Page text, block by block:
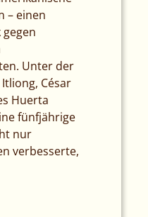
– einen
Unter der
César
Huerta
fünfjährige
nur
verbesserte,